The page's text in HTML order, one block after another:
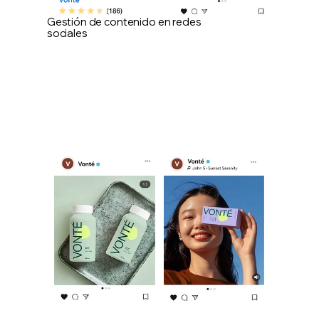
Gestión de contenido en redes
sociales